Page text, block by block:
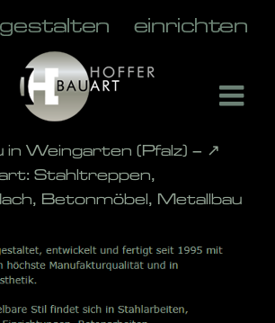
in Weingarten (Pfalz) – ↗️
Stahltreppen,
Betonmöbel, Metallbau